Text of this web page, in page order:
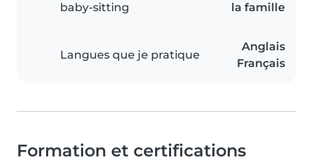
baby-sitting
la famille
Langues que je pratique
Anglais
Français
Formation et certifications